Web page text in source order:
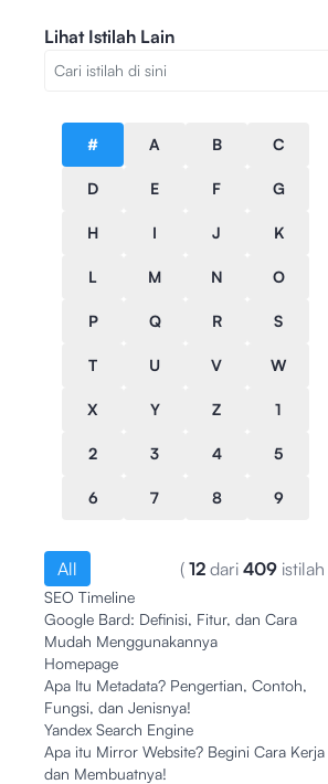
Lihat Istilah Lain
# A B C
D E F G
H I J K
L M N O
P Q R S
T U V W
X Y Z 1
2 3 4 5
6 7 8 9
All ( 12 dari 409 istilah
SEO Timeline
Google Bard: Definisi, Fitur, dan Cara
Mudah Menggunakannya
Homepage
Apa Itu Metadata? Pengertian, Contoh,
Fungsi, dan Jenisnya!
Yandex Search Engine
Apa itu Mirror Website? Begini Cara Kerja
dan Membuatnya!